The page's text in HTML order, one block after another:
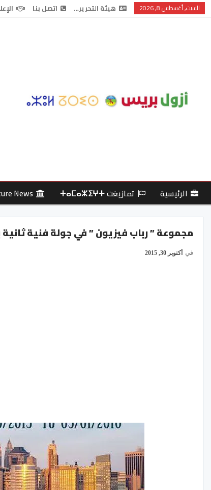
السبت, أغسطس 8, 2026 هيئة التحرير… اتصل بنا
الرئيسية تمازيغت ⵜⴰⵎⴰⵣⵉⵖⵜ News
مجموعة ” رباب فيزيون ” في جولة فنية ثانية
في أكتوبر 30, 2015